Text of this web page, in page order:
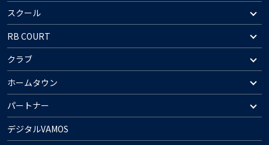
スクール
RB COURT
クラブ
ホームタウン
パートナー
デジタルVAMOS